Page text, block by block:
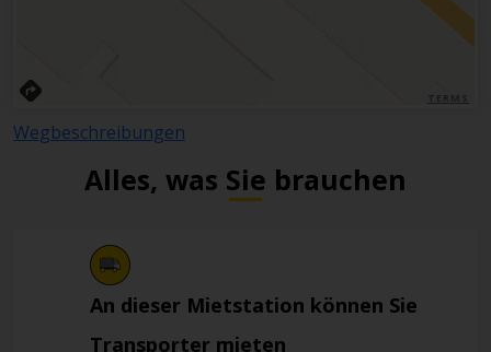
Wegbeschreibungen
Alles, was Sie brauchen
An dieser Mietstation können Sie
Transporter mieten